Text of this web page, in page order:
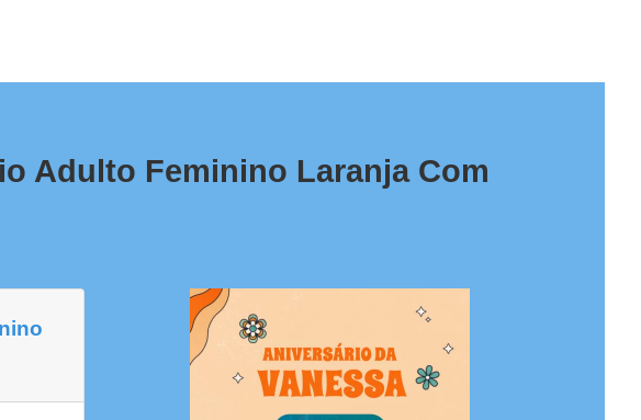
Adulto Feminino Laranja Com